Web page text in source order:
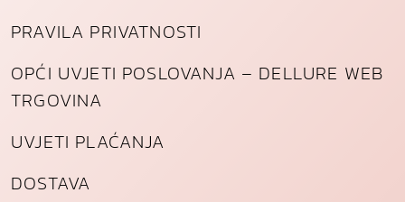
PRAVILA PRIVATNOSTI
OPĆI UVJETI POSLOVANJA – DELLURE WEB
TRGOVINA
UVJETI PLAĆANJA
DOSTAVA